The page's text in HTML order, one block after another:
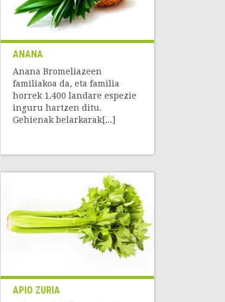
ANANA
Anana Bromeliazeen
familiakoa da, eta familia
horrek 1.400 landare espezie
inguru hartzen ditu.
Gehienak belarkarak[...]
APIO ZURIA